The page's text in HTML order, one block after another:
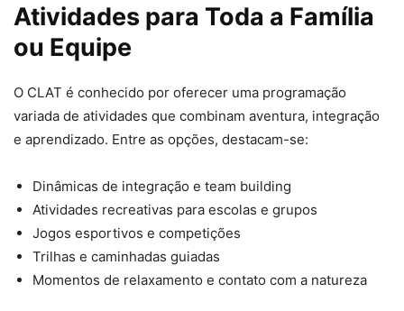
Atividades para Toda a Família
ou Equipe
O CLAT é conhecido por oferecer uma programação
variada de atividades que combinam aventura, integração
e aprendizado. Entre as opções, destacam-se:
Dinâmicas de integração e team building
Atividades recreativas para escolas e grupos
Jogos esportivos e competições
Trilhas e caminhadas guiadas
Momentos de relaxamento e contato com a natureza